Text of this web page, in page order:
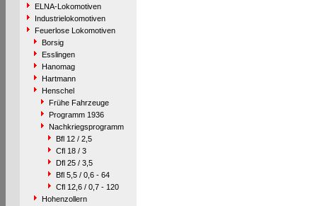
ELNA-Lokomotiven
Industrielokomotiven
Feuerlose Lokomotiven
Borsig
Esslingen
Hanomag
Hartmann
Henschel
Frühe Fahrzeuge
Programm 1936
Nachkriegsprogramm
Bfl 12 / 2,5
Cfl 18 / 3
Dfl 25 / 3,5
Bfl 5,5 / 0,6 - 64
Cfl 12,6 / 0,7 - 120
Hohenzollern